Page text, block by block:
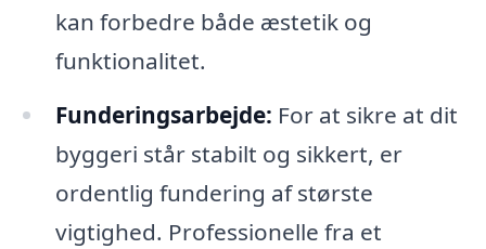
kan forbedre både æstetik og
funktionalitet.
Funderingsarbejde: For at sikre at dit
byggeri står stabilt og sikkert, er
ordentlig fundering af største
vigtighed. Professionelle fra et